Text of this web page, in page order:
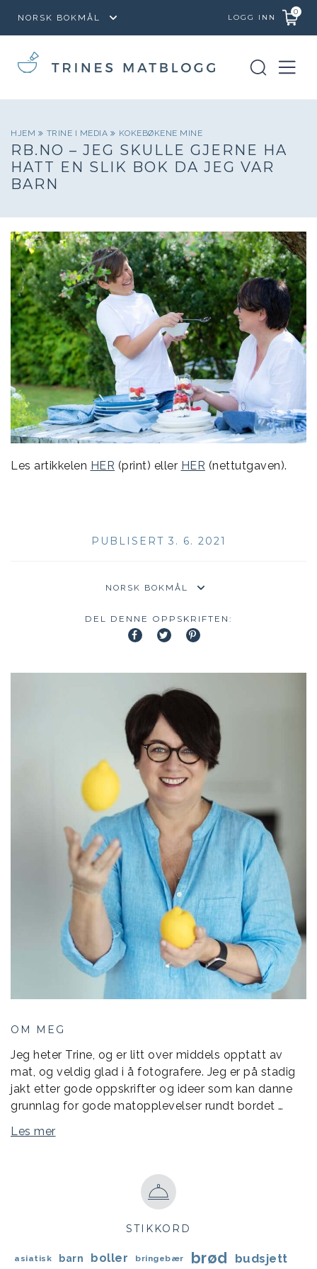
LOGG INN
0
HJEM TRINE I MEDIA KOKEBØKENE MINE
RB.NO – JEG SKULLE GJERNE HA
HATT EN SLIK BOK DA JEG VAR
BARN
Les artikkelen HER (print) eller HER (nettutgaven).
PUBLISERT 3. 6. 2021
DEL DENNE OPPSKRIFTEN:
OM MEG
Jeg heter Trine, og er litt over middels opptatt av
mat, og veldig glad i å fotografere. Jeg er på stadig
jakt etter gode oppskrifter og ideer som kan danne
grunnlag for gode matopplevelser rundt bordet …
Les mer
STIKKORD
asiatisk barn boller bringebær brød budsjett